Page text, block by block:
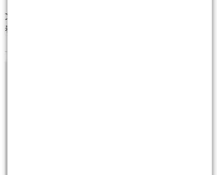
文章都有連貫性與教學性，建議長期訂閱、可完整觀
看學習~